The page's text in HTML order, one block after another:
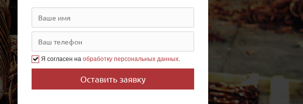
Я согласен на обработку персональных данных.